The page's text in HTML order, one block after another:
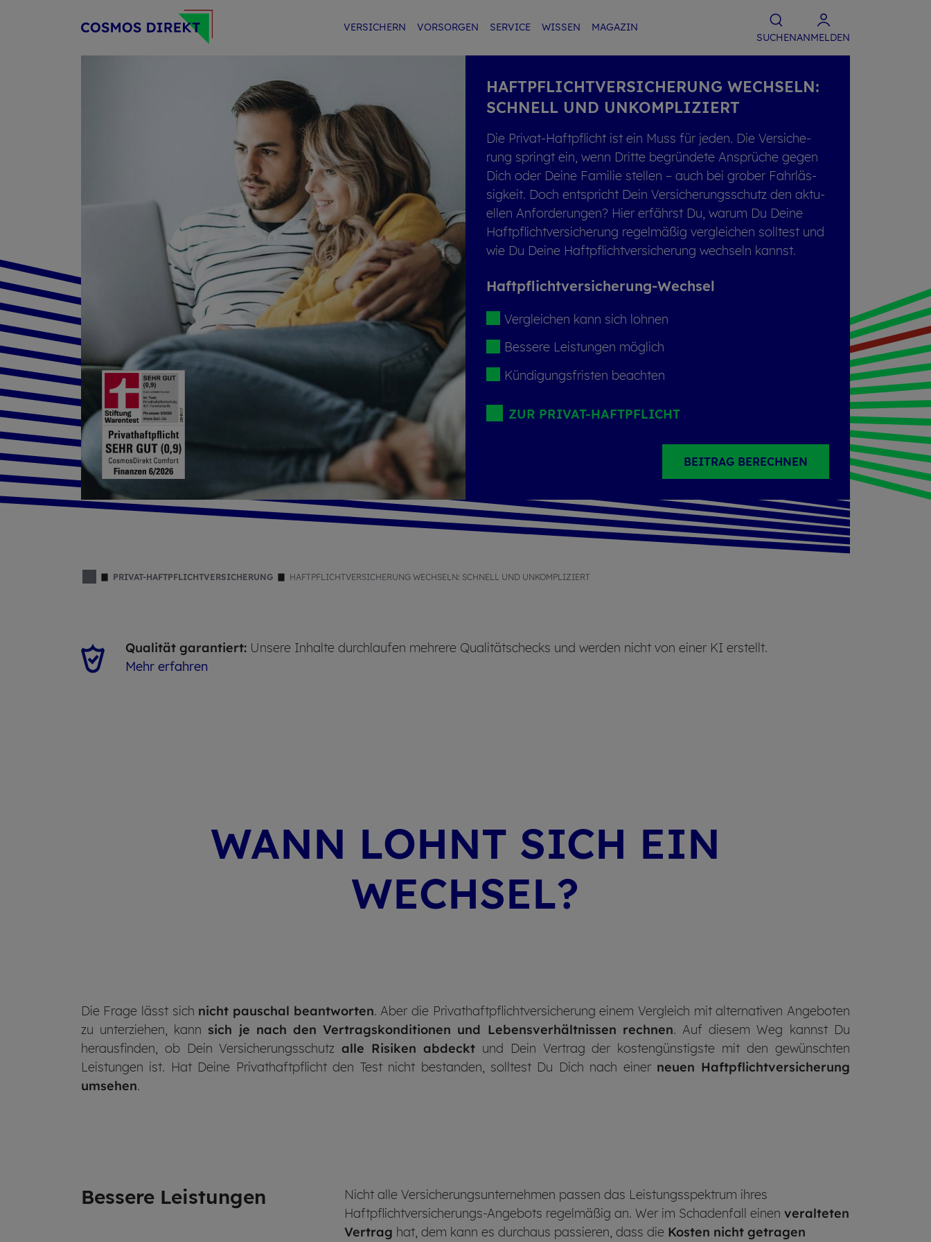
VER­SI­CHERN VOR­SOR­GEN SER­VICE WIS­SEN
MA­GA­ZIN
SU­CHENANMELDEN
HAFT­PFLICHT­VER­SI­CHE­RUNG WECH­SELN:
SCHNELL UND UN­KOM­PLI­ZIERT
Die Pri­vat-Haft­pflicht ist ein Muss für jeden. Die Ver­si­che­
rung springt ein, wenn Drit­te be­grün­de­te An­sprü­che gegen
Dich oder Deine Fa­mi­lie stel­len – auch bei gro­ber Fahr­läs­
sig­keit. Doch ent­spricht Dein Ver­si­che­rungs­schutz den ak­tu­
el­len An­for­de­run­gen? Hier er­fährst Du, warum Du Deine
Haft­pflicht­ver­si­che­rung re­gel­mä­ßig ver­glei­chen soll­test und
wie Du Deine Haft­pflicht­ver­si­che­rung wech­seln kannst.
Haft­pflicht­ver­si­che­rung-Wech­sel
Ver­glei­chen kann sich loh­nen
Bes­se­re Leis­tun­gen mög­lich
Kün­di­gungs­fris­ten be­ach­ten
ZUR PRI­VAT-HAFT­PFLICHT
BEITRAG BERECHNEN
PRIVAT-HAFTPFLICHTVERSICHERUNG HAFTPFLICHTVERSICHERUNG WECHSELN: SCHNELL UND UNKOMPLIZIERT
Qualität garantiert: Unsere Inhalte durchlaufen mehrere Qualitätschecks und werden nicht von einer KI erstellt.
Mehr erfahren
WANN LOHNT SICH EIN
WECH­SEL?
Die Frage lässt sich nicht pauschal beantworten. Aber die Privat­haftpflicht­versicherung einem Vergleich mit alternativen Angeboten
zu unterziehen, kann sich je nach den Vertrags­konditionen und Lebens­verhältnissen rechnen. Auf diesem Weg kannst Du
herausfinden, ob Dein Versicherungsschutzalle Risiken abdecktund Dein Vertrag der kostengünstigste mit den gewünschten
Leistungen ist. Hat Deine Privathaftpflicht den Test nicht bestanden, solltest Du Dich nach einer neuen Haftpflichtversicherung
umsehen.
Bes­se­re Leis­tun­gen
Nicht alle Versicherungsunternehmen passen das Leistungsspektrum ihres
Haftpflichtversicherungs-Angebots regelmäßig an. Wer im Schadenfall einen veralteten
Vertrag hat, dem kann es durchaus passieren, dass die Kosten nicht getragen